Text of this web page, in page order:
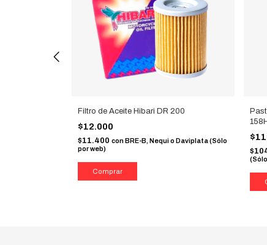
Filtro de Aceite Hibari DR 200
$12.000
$11.400 conBRE-B, Nequi o Daviplata (Sólo
por web)